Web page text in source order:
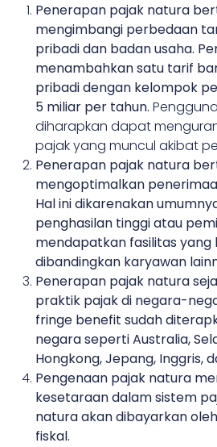
Penerapan pajak natura
mengimbangi perbedaan
pribadi dan badan usaha.
menambahkan satu tarif
pribadi dengan kelompok
5 miliar per tahun.
diharapkan dapat
pajak yang muncul akibat
Penerapan pajak natura
mengoptimalkan
Hal ini dikarenakan
penghasilan tinggi atau
mendapatkan fasilitas yang
dibandingkan karyawan
Penerapan pajak natura
praktik pajak di negara-
fringe benefit sudah
negara seperti Australia,
Hongkong, Jepang, Inggris,
Pengenaan pajak natura
kesetaraan dalam sistem
natura akan dibayarkan
fiskal.